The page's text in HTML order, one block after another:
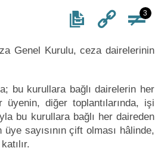
3
Genel Kurulu, ceza dairelerinin
bu kurullara bağlı dairelerin her
diğer toplantılarında, işi
bu kurullara bağlı her daireden
sayısının çift olması hâlinde,